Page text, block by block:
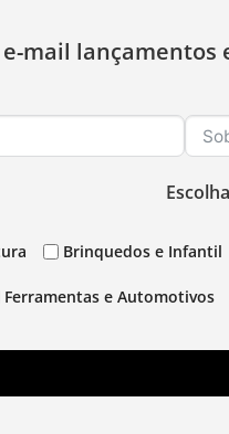
e-mail
Brinquedos e Infantil
Ferramentas e Automotivos